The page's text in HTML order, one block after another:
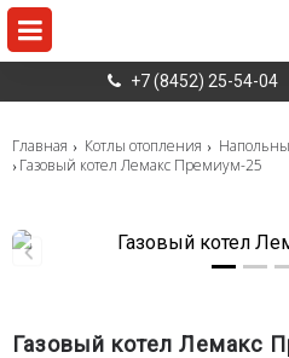
+7 (8452) 25-54-04
Главная Котлы отопления
Газовый котел Лемакс Премиум-25
Газовый котел Лемакс